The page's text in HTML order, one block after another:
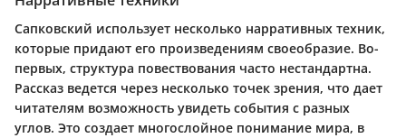
Сапковский использует несколько нарративных техник,
которые придают его произведениям своеобразие. Во-
первых, структура повествования часто нестандартна.
Рассказ ведется через несколько точек зрения, что дает
читателям возможность увидеть события с разных
углов. Это создает многослойное понимание мира, в